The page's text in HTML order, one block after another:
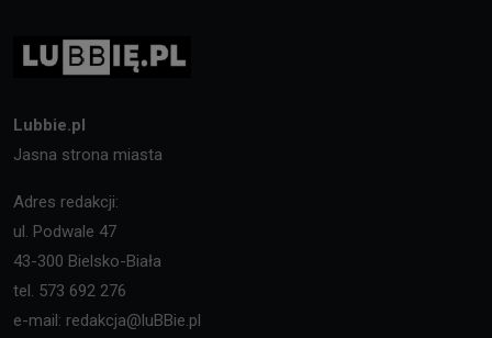
Lubbie.pl
Jasna strona miasta
Adres redakcji:
ul. Podwale 47
43-300 Bielsko-Biała
tel. 573 692 276
e-mail: redakcja@luBBie.pl